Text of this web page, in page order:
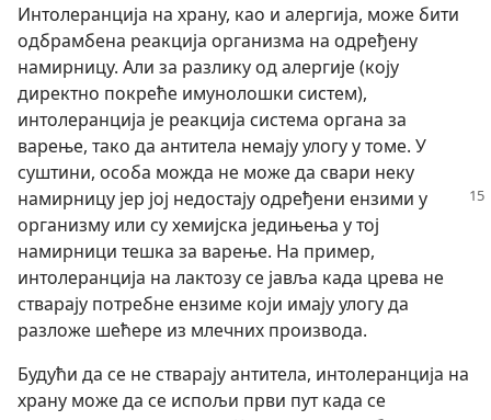
Интолеранција на храну, као и алергија, може бити
одбрамбена реакција организма на одређену
намирницу. Али за разлику од алергије (коју
директно покреће имунолошки систем),
интолеранција је реакција система органа за
варење, тако да антитела немају улогу у томе. У
суштини, особа можда не може да свари неку
намирницу јер јој недостајуодређени ензими у
организму или су хемијска једињења у тој
намирници тешка за варење. На пример,
интолеранција на лактозу се јавља када црева не
стварају потребне ензиме који имају улогу да
разложе шећере из млечних производа.
Будући да се не стварају антитела, интолеранција на
храну може да се испољи први пут када се